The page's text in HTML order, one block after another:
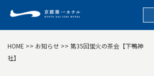
HOME >> お知らせ >> 第35回蛍火の茶会【下鴨神
社】